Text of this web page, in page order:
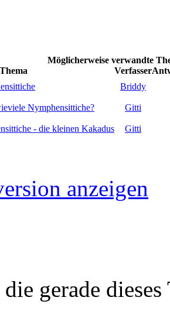
Möglicherweise verwandte
Thema
Verfasser
Briddy
Nymphensittiche? Gitti
- die kleinen Kakadus Gitti
anzeigen
gerade